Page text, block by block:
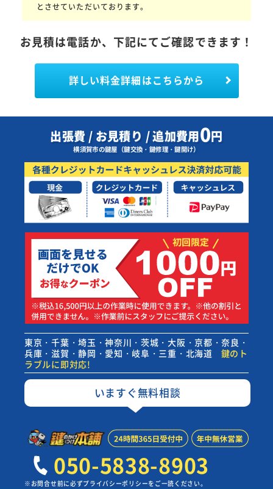
とさせていただいております。
お見積は電話か、下記にてご確認できます！
詳しい料金詳細はこちらから
出張費 / お見積り / 追加費用0円
横須賀市の鍵屋（鍵交換・鍵修理・鍵開け）
東京・千葉・埼玉・神奈川・茨城・大阪・京都・奈良・
兵庫・滋賀・静岡・愛知・岐阜・三重・北海道
鍵のト
ラブルに即対応!
いますぐ無料相談
050-5838-8903
※お問合せ前に必ずプライバシーポリシーをご一読ください。